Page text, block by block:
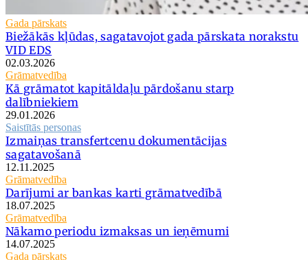
Gada pārskats
Biežākās kļūdas, sagatavojot gada pārskata norakstu
VID EDS
02.03.2026
Grāmatvedība
Kā grāmatot kapitāldaļu pārdošanu starp
dalībniekiem
29.01.2026
Saistītās personas
Izmaiņas transfertcenu dokumentācijas
sagatavošanā
12.11.2025
Grāmatvedība
Darījumi ar bankas karti grāmatvedībā
18.07.2025
Grāmatvedība
Nākamo periodu izmaksas un ieņēmumi
14.07.2025
Gada pārskats